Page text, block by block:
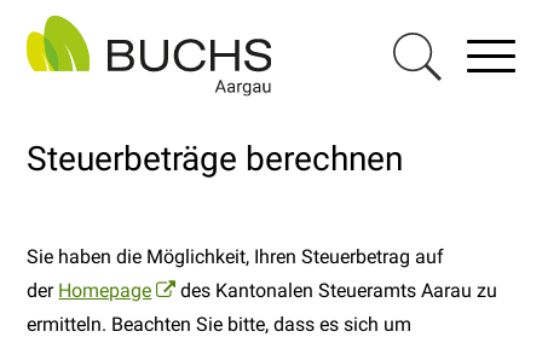
Navigieren in Buchs AG
Schnellnavigation
Menu
Steuerbeträge berechnen
Sie haben die Möglichkeit, Ihren Steuerbetrag auf
der Homepage
des Kantonalen Steueramts Aarau zu
ermitteln. Beachten Sie bitte, dass es sich um